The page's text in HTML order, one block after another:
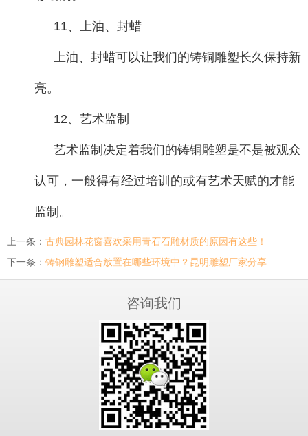
11、上油、封蜡
上油、封蜡可以让我们的铸铜雕塑长久保持新
亮。
12、艺术监制
艺术监制决定着我们的铸铜雕塑是不是被观众
认可，一般得有经过培训的或有艺术天赋的才能
监制。
上一条： 古典园林花窗喜欢采用青石石雕材质的原因有这些！
下一条： 铸钢雕塑适合放置在哪些环境中？昆明雕塑厂家分享
咨询我们